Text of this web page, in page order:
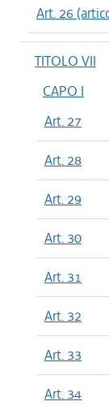
Art. 26
TITOLO VII
CAPO I
Art. 27
Art. 28
Art. 29
Art. 30
Art. 31
Art. 32
Art. 33
Art. 34